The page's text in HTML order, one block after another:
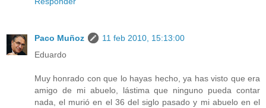
Paco Muñoz
11 feb 2010, 15:13:00
Eduardo
Muy honrado con que lo hayas hecho, ya has visto que era
amigo de mi abuelo, lástima que ninguno pueda contar
nada, el murió en el 36 del siglo pasado y mi abuelo en el